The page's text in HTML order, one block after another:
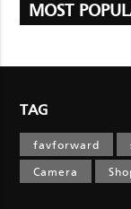
MOST
TAG
favforward
Camera